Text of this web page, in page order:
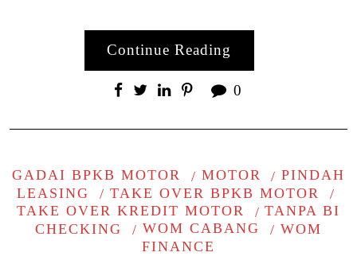
Continue Reading
0
GADAI BPKB MOTOR MOTOR
PINDAH
LEASING
TAKE OVER BPKB MOTOR
TAKE OVER KREDIT MOTOR
TANPA BI
CHECKING
WOM CABANG
WOM
FINANCE